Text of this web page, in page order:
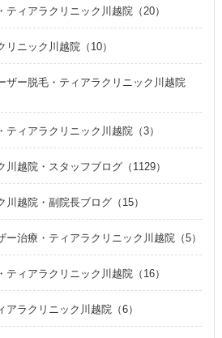
ティアラクリニック川越院（20）
ニック川越院（10）
ザー脱毛・ティアラクリニック川越院
ティアラクリニック川越院（3）
川越院・スタッフブログ（1129）
川越院・副院長ブログ（15）
ー治療・ティアラクリニック川越院（5）
ティアラクリニック川越院（16）
アラクリニック川越院（6）